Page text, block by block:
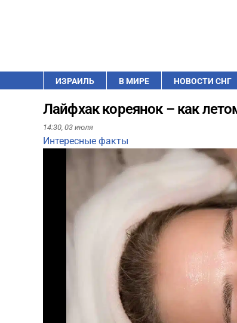
ИЗРАИЛЬ В МИРЕ НОВОСТИ СНГ
Лайфхак кореянок – как
14:30, 03 июля
Интересные факты